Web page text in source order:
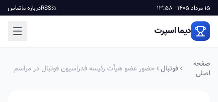
15 مرداد 1405 - 13:58 RSSدرباره ماتماس
دیما اسپرت
صفحه
اصلی
فوتبال حضور عضو هیأت رئیسه فدراسیون فوتبال در مراسم